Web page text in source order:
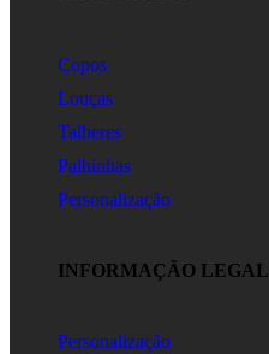
Copos
Louças
Talheres
Palhinhas
Personalização
INFORMAÇÃO LEGAL
Personalização